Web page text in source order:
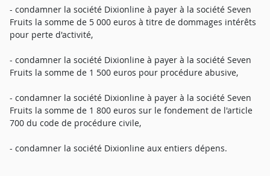
- condamner la société Dixionline à payer à la société Seven
Fruits la somme de 5 000 euros à titre de dommages intérêts
pour perte d'activité,
- condamner la société Dixionline à payer à la société Seven
Fruits la somme de 1 500 euros pour procédure abusive,
- condamner la société Dixionline à payer à la société Seven
Fruits la somme de 1 800 euros sur le fondement de l'article
700 du code de procédure civile,
- condamner la société Dixionline aux entiers dépens.